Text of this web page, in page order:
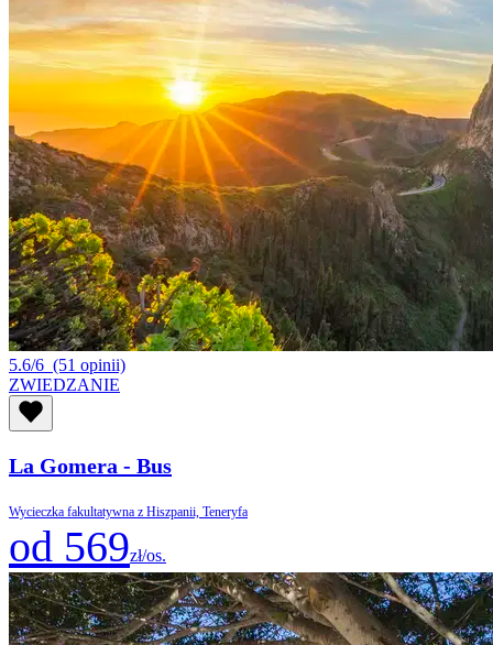
5.6/6 (51 opinii)
ZWIEDZANIE
La Gomera - Bus
Wycieczka fakultatywna z Hiszpanii, Teneryfa
od 569zł/os.